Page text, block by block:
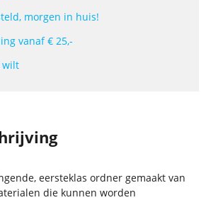
morgen in huis!
vanaf € 25,-
wilt
eersteklas ordner gemaakt van
die kunnen worden